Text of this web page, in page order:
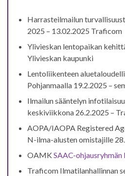
Harrasteilmailun
2025 – 13.02.2025 Traficom
Ylivieskan lentopaikan
Ylivieskan kaupunki
Lentoliikenteen
Pohjanmaalla 19.2.2025 –
Ilmailun sääntelyn
keskiviikkona 26.2.2025 –
AOPA/IAOPA Registered
N-ilma-alusten omistajille
OAMK SAAC-ohjausryhmän
Traficom Ilmatilanhallinnan